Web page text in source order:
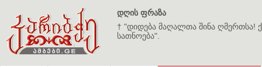
დღის ფრაზა
† "დიდება მაღალთა შინა ღმერთსა!
სათნოება".